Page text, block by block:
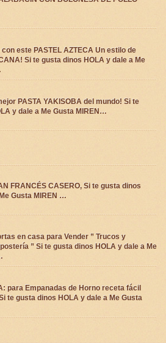
este PASTEL AZTECA Un estilo de
Si te gusta dinos HOLA y dale a Me
PASTA YAKISOBA del mundo! Si te
y dale a Me Gusta MIREN…
FRANCÉS CASERO, Si te gusta dinos
Gusta MIREN …
en casa para Vender ” Trucos y
” Si te gusta dinos HOLA y dale a Me
para Empanadas de Horno receta fácil
te gusta dinos HOLA y dale a Me Gusta